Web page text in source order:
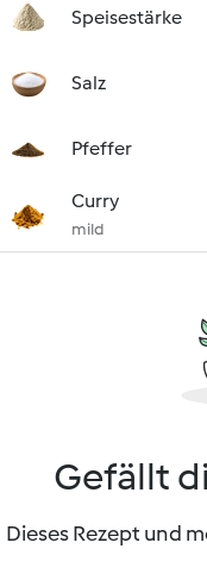
Speisestärke
Salz
Pfeffer
Curry
mild
Gefällt
Dieses Rezept und